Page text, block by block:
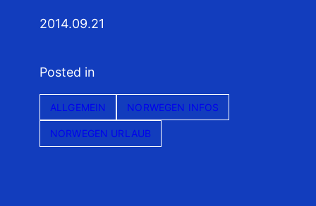
2014.09.21
Posted in
ALLGEMEIN NORWEGEN INFOS
NORWEGEN URLAUB